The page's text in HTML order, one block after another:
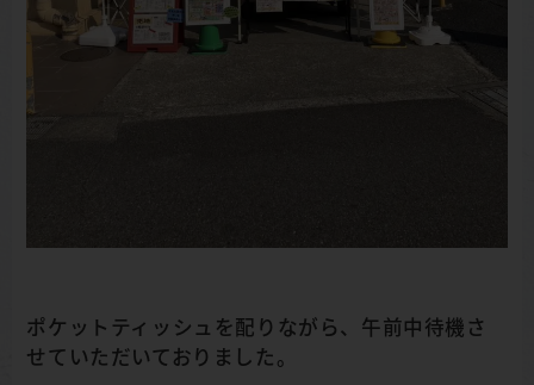
ポケットティッシュを配りながら、午前中待機さ
せていただいておりました。